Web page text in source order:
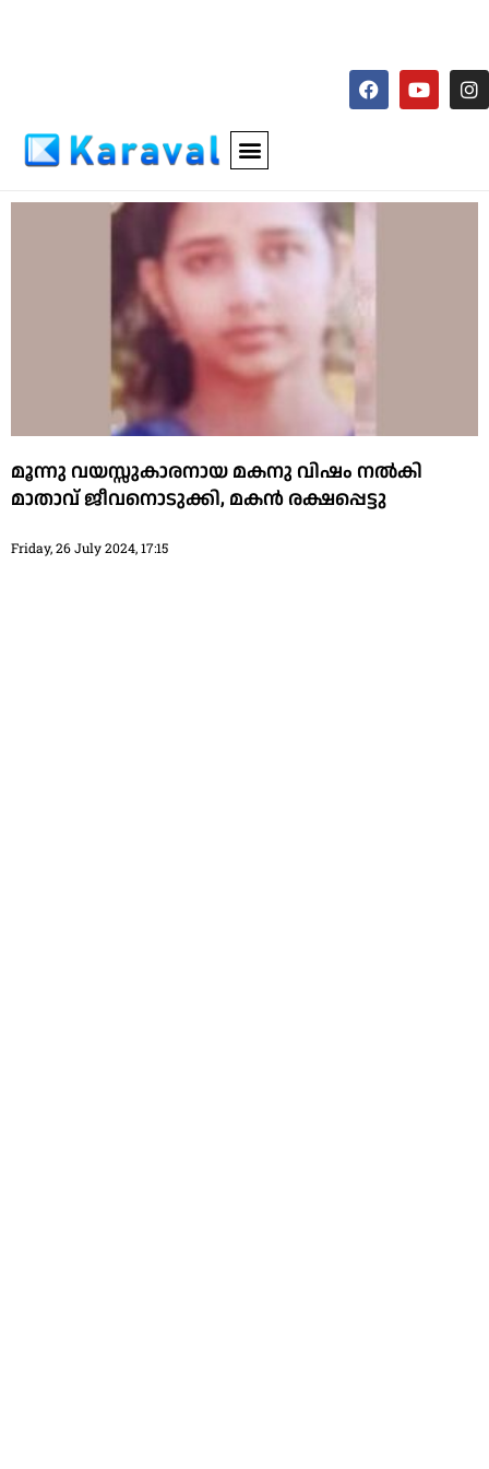
മൂന്നു വയസ്സുകാരനായ മകനു വിഷം നൽകി
മാതാവ് ജീവനൊടുക്കി, മകൻ രക്ഷപ്പെട്ടു
Friday, 26 July 2024, 17:15